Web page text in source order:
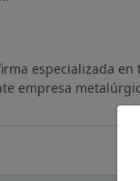
especializada
empresa